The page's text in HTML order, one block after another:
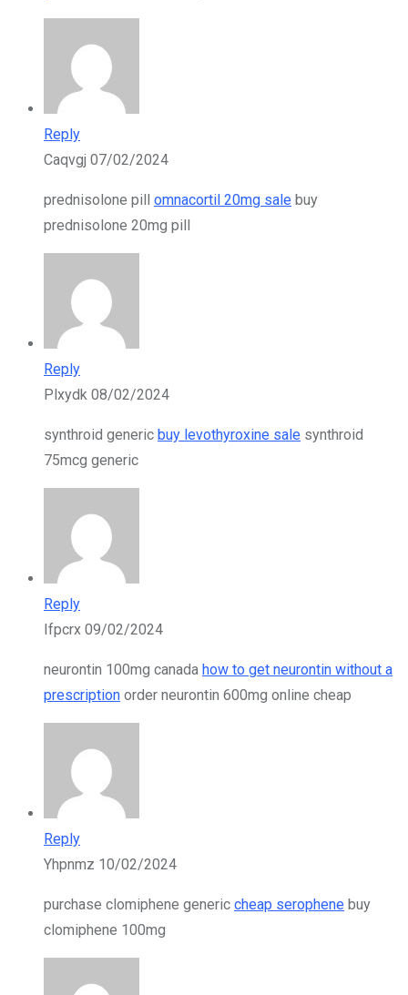
Reply
Caqvgj 07/02/2024
prednisolone pill omnacortil 20mg sale buy
prednisolone 20mg pill
Reply
Plxydk 08/02/2024
synthroid generic buy levothyroxine sale synthroid
75mcg generic
Reply
Ifpcrx 09/02/2024
neurontin 100mg canada how to get neurontin without a
prescription order neurontin 600mg online cheap
Reply
Yhpnmz 10/02/2024
purchase clomiphene generic cheap serophene buy
clomiphene 100mg